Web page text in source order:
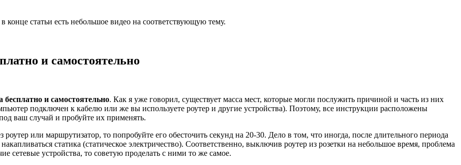
конце статьи есть небольшое видео на соответствующую тему.
и самостоятельно
бесплатно и самостоятельно. Как я уже говорил, существует масса мест, которые могли послужить причиной и часть из них
подключен к кабелю или же вы используете роутер и другие устройства). Поэтому, все инструкции расположены
ваш случай и пробуйте их применять.
роутер или маршрутизатор, то попробуйте его обесточить секунд на 20-30. Дело в том, что иногда, после длительного периода
статика (статическое электричество). Соответственно, выключив роутер из розетки на небольшое время, проблема
сетевые устройства, то советую проделать с ними то же самое.